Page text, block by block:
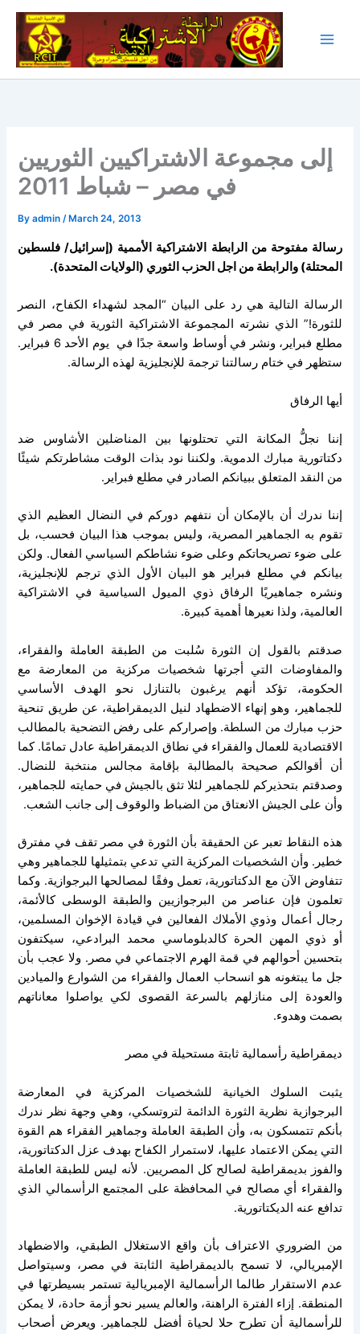
Skip
content
إلى مجموعة الاشتراكيين الثوريين
في مصر – شباط 2011
Byadmin/ March 24, 2013
رسالة مفتوحة من الرابطة الاشتراكية الأممية (إسرائيل/ فلسطين
المحتلة) والرابطة من اجل الحزب الثوري (الولايات المتحدة).
الرسالة التالية هي رد على البيان “ المجد لشهداء الكفاح، النصر
للثورة!” الذي نشرته المجموعة الاشتراكية الثورية في مصر في
مطلع فبراير، ونشر في أوساط واسعة جدًا في يوم الأحد 6 فبراير.
ستظهر في ختام رسالتنا ترجمة للإنجليزية لهذه الرسالة.
أيها الرفاق
إننا نجلُّ المكانة التي تحتلونها بين المناضلين الأشاوس ضد
دكتاتورية مبارك الدموية. ولكننا نود بذات الوقت مشاطرتكم شيئًا
من النقد المتعلق ببيانكم الصادر في مطلع فبراير.
إننا ندرك أن بالإمكان أن نتفهم دوركم في النضال العظيم الذي
تقوم به الجماهير المصرية، وليس بموجب هذا البيان فحسب، بل
على ضوء تصريحاتكم وعلى ضوء نشاطكم السياسي الفعال. ولكن
بيانكم في مطلع فبراير هو البيان الأول الذي ترجم للإنجليزية،
ونشره جماهيريًا الرفاق ذوي الميول السياسية في الاشتراكية
العالمية، ولذا نعيرها أهمية كبيرة.
صدقتم بالقول إن الثورة سُلبت من الطبقة العاملة والفقراء،
والمفاوضات التي أجرتها شخصيات مركزية من المعارضة مع
الحكومة، تؤكد أنهم يرغبون بالتنازل نحو الهدف الأساسي
للجماهير، وهو إنهاء الاضطهاد لنيل الديمقراطية، عن طريق تنحية
حزب مبارك من السلطة. وإصراركم على رفض التضحية بالمطالب
الاقتصادية للعمال والفقراء في نطاق الديمقراطية عادل تمامًا. كما
أن أقوالكم صحيحة بالمطالبة بإقامة مجالس منتخبة للنضال.
وصدقتم بتحذيركم للجماهير لئلا تثق بالجيش في حمايته للجماهير،
وأن على الجيش الانعتاق من الضباط والوقوف إلى جانب الشعب.
هذه النقاط تعبر عن الحقيقة بأن الثورة في مصر تقف في مفترق
خطير. وأن الشخصيات المركزية التي تدعي بتمثيلها للجماهير وهي
تتفاوض الآن مع الدكتاتورية، تعمل وفقًا لمصالحها البرجوازية. وكما
تعلمون فإن عناصر من البرجوازيين والطبقة الوسطى كالأئمة،
رجال أعمال وذوي الأملاك الفعالين في قيادة الإخوان المسلمين،
أو ذوي المهن الحرة كالدبلوماسي محمد البرادعي، سيكتفون
بتحسين أحوالهم في قمة الهرم الاجتماعي في مصر. ولا عجب بأن
جل ما يبتغونه هو انسحاب العمال والفقراء من الشوارع والميادين
والعودة إلى منازلهم بالسرعة القصوى لكي يواصلوا معاناتهم
بصمت وهدوء.
ديمقراطية رأسمالية ثابتة مستحيلة في مصر
يثبت السلوك الخيانية للشخصيات المركزية في المعارضة
البرجوازية نظرية الثورة الدائمة لتروتسكي، وهي وجهة نظر ندرك
بأنكم تتمسكون به، وأن الطبقة العاملة وجماهير الفقراء هم القوة
التي يمكن الاعتماد عليها، لاستمرار الكفاح بهدف عزل الدكتاتورية،
والفوز بديمقراطية لصالح كل المصريين. لأنه ليس للطبقة العاملة
والفقراء أي مصالح في المحافظة على المجتمع الرأسمالي الذي
تدافع عنه الديكتاتورية.
من الضروري الاعتراف بأن واقع الاستغلال الطبقي، والاضطهاد
الإمبريالي، لا تسمح بالديمقراطية الثابتة في مصر، وسيتواصل
عدم الاستقرار طالما الرأسمالية الإمبريالية تستمر بسيطرتها في
المنطقة. إزاء الفترة الراهنة، والعالم يسير نحو أزمة حادة، لا يمكن
للرأسمالية أن تطرح حلا لحياة أفضل للجماهير. ويعرض أصحاب